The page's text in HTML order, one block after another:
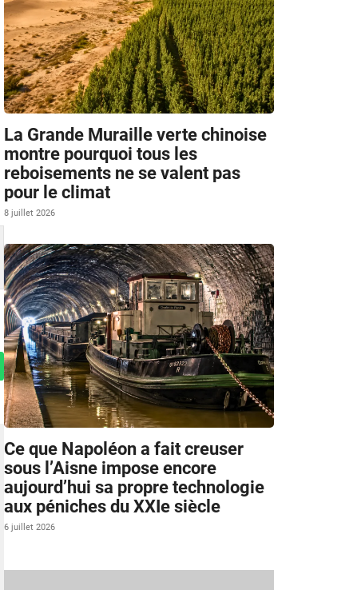
La Grande Muraille verte chinoise
montre pourquoi tous les
reboisements ne se valent pas
pour le climat
8 juillet 2026
Ce que Napoléon a fait creuser
sous l’Aisne impose encore
aujourd’hui sa propre technologie
aux péniches du XXIe siècle
6 juillet 2026